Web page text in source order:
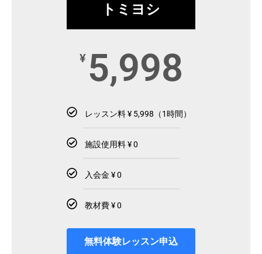
トミヨシ
¥ 5,998
レッスン料 ¥ 5,998（1時間）
施設使用料 ¥ 0
入会金 ¥ 0
教材費 ¥ 0
無料体験レッスン申込